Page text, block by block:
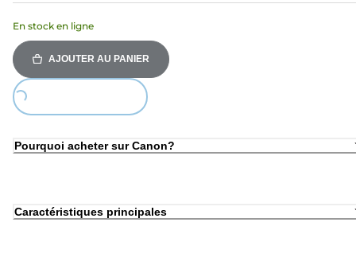
En stock en ligne
AJOUTER AU PANIER
Pourquoi acheter sur Canon?
Caractéristiques principales